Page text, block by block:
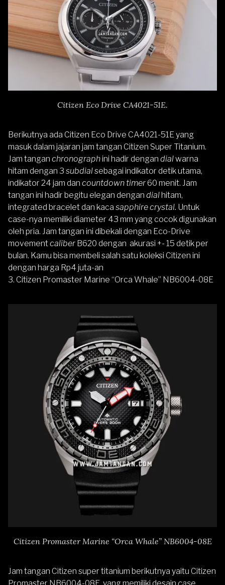
Citizen Eco Drive CA4021-51E.
Berikutnya ada Citizen Eco Drive CA4021-51Eyang
masuk dalam jajaran jam tangan Citizen Super Titanium.
Jam tangan chronographini hadir dengan dialwarna
hitam dengan 3 subdialsebagai indikator detik utama,
indikator 24 jam dan countdown timer60 menit. Jam
tangan ini hadir begitu elegan dengan dialhitam,
integrated bracelet dan kaca sapphire crystal. Untuk
case-nya memiliki diameter 43 mm yang cocok digunakan
oleh pria. Jam tangan ini dibekali dengan Eco-Drive
movementcaliber B620 dengan akurasi +- 15 detik per
bulan. Kamu bisa membeli salah satu koleksi Citizen ini
dengan harga Rp4 juta-an
3. Citizen Promaster Marine “Orca Whale” NB6004-08E
Citizen Promaster Marine “Orca Whale” NB6004-08E
Jam tangan Citizen super titanium berikutnya yaitu Citizen